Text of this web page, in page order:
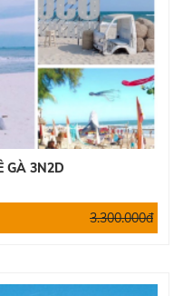
GÀ 3N2D
3.300.000đ